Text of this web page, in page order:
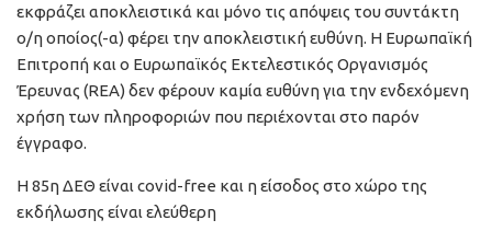
εκφράζει αποκλειστικά και μόνο τις απόψεις του συντάκτη
ο/η οποίος(-α) φέρει την αποκλειστική ευθύνη. Η Ευρωπαϊκή
Επιτροπή και ο Ευρωπαϊκός Εκτελεστικός Οργανισμός
Έρευνας (REA) δεν φέρουν καμία ευθύνη για την ενδεχόμενη
χρήση των πληροφοριών που περιέχονται στο παρόν
έγγραφο.
Η 85η ΔΕΘ είναι covid-free και η είσοδος στο χώρο της
εκδήλωσης είναι ελεύθερη